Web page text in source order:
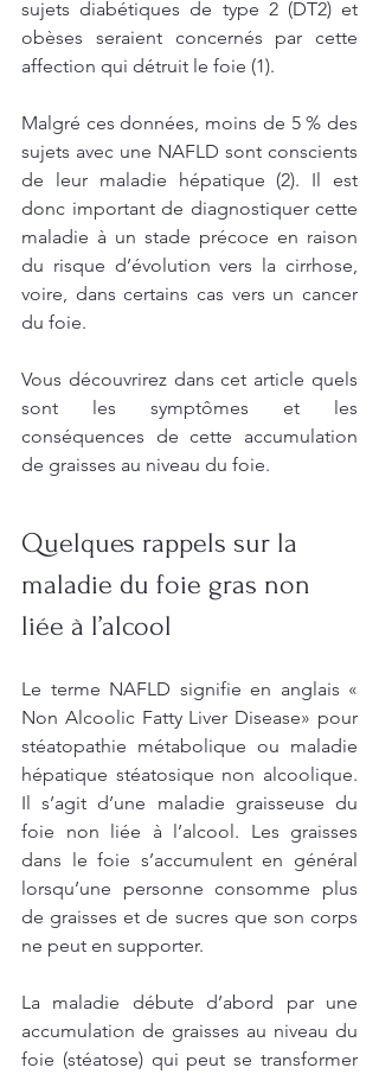
sujets diabétiques de type 2 (DT2) et
obèses seraient concernés par cette
affection qui détruit le foie (1).
Malgré ces données, moins de 5 % des
sujets avec une NAFLD sont conscients
de leur maladie hépatique (2). Il est
donc important de diagnostiquer cette
maladie à un stade précoce en raison
du risque d’évolution vers la cirrhose,
voire, dans certains cas vers un cancer
du foie.
Vous découvrirez dans cet article quels
sont les symptômes et les
conséquences de cette accumulation
de graisses au niveau du foie.
Quelques rappels sur la
maladie du foie gras non
liée à l’alcool
Le terme NAFLD signifie en anglais «
Non Alcoolic Fatty Liver Disease» pour
stéatopathie métabolique ou maladie
hépatique stéatosique non alcoolique.
Il s’agit d’une maladie graisseuse du
foie non liée à l’alcool. Les graisses
dans le foie s’accumulent en général
lorsqu’une personne consomme plus
de graisses et de sucres que son corps
ne peut en supporter.
La maladie débute d’abord par une
accumulation de graisses au niveau du
foie (stéatose) qui peut se transformer